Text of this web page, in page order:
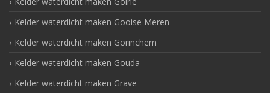
Kelder waterdicht maken Gooise Meren
Kelder waterdicht maken Gorinchem
Kelder waterdicht maken Gouda
Kelder waterdicht maken Grave